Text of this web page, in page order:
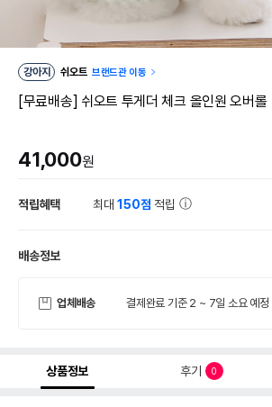
강아지 쉬오트 브랜드관 이동
[무료배송] 쉬오트 투게더 체크 올인원 오버롤
41,000원
적립혜택 최대150점 적립
배송정보
업체배송 결제완료 기준 2 ~ 7일 소요 예정
상품정보 후기 0